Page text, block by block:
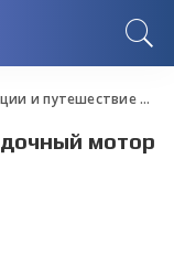
и путешествие>
мотор